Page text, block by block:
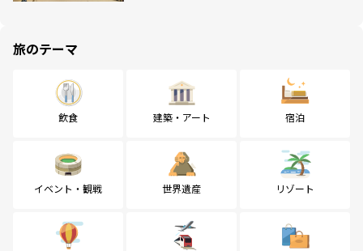
旅のテーマ
飲食 建築・アート 宿泊
イベント・観戦 世界遺産 リゾート